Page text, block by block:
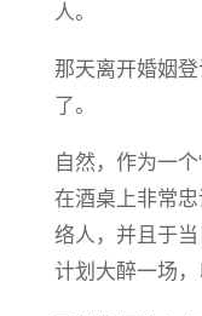
人。
那天离开婚姻
了。
自然，作为一
在酒桌上非常
络人，并且于
计划大醉一场，